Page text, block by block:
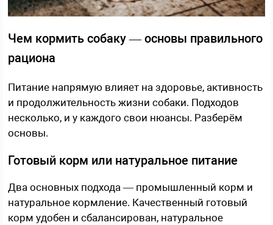
Чем кормить собаку — основы правильного
рациона
Питание напрямую влияет на здоровье, активность
и продолжительность жизни собаки. Подходов
несколько, и у каждого свои нюансы. Разберём
основы.
Готовый корм или натуральное питание
Два основных подхода — промышленный корм и
натуральное кормление. Качественный готовый
корм удобен и сбалансирован, натуральное